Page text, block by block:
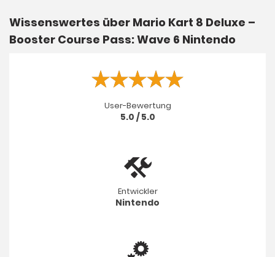
Wissenswertes über Mario Kart 8 Deluxe –
Booster Course Pass: Wave 6 Nintendo
User-Bewertung
5.0 / 5.0
Entwickler
Nintendo